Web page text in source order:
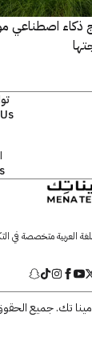
موفر
تواصل
Us
متخصصة في